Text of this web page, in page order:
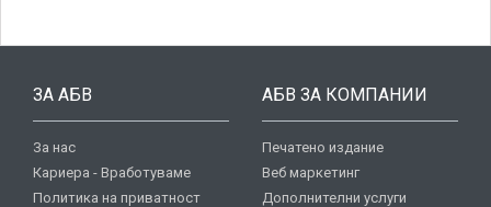
ЗА АБВ
За нас
Кариера - Вработуваме
Политика на приватност
АБВ ЗА КОМПАНИИ
Печатено издание
Веб маркетинг
Дополнителни услуги